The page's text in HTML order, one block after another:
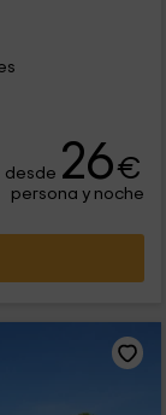
desde 26€
persona y noche